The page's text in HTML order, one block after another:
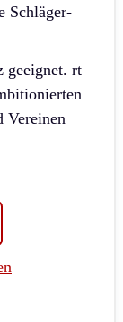
Schläger-
geeignet. rt
Vereinen